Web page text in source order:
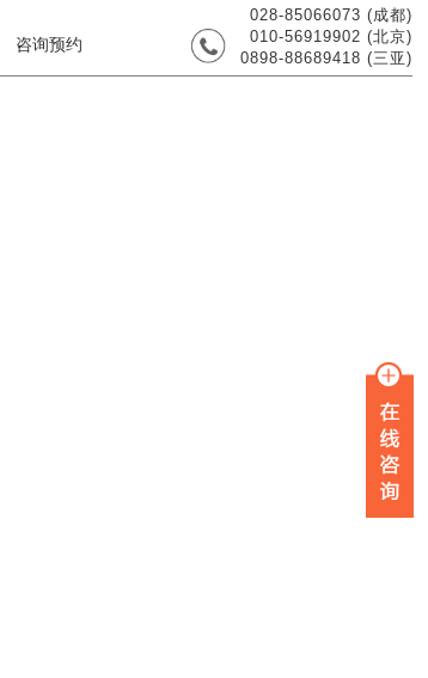
咨询预约
028-85066073 (成都)
010-56919902 (北京)
0898-88689418 (三亚)